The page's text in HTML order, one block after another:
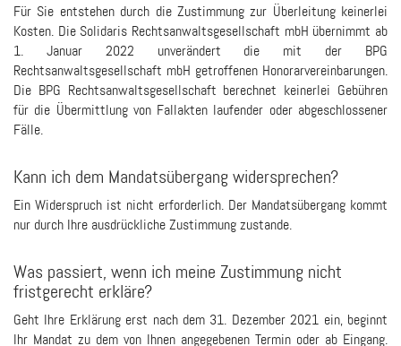
Für Sie entstehen durch die Zustimmung zur Überleitung keinerlei
Kosten. Die Solidaris Rechtsanwaltsgesellschaft mbH übernimmt ab
1. Januar 2022 unverändert die mit der BPG
Rechtsanwaltsgesellschaft mbH getroffenen Honorarvereinbarungen.
Die BPG Rechtsanwaltsgesellschaft berechnet keinerlei Gebühren
für die Übermittlung von Fallakten laufender oder abgeschlossener
Fälle.
Kann ich dem Mandatsübergang widersprechen?
Ein Widerspruch ist nicht erforderlich. Der Mandatsübergang kommt
nur durch Ihre ausdrückliche Zustimmung zustande.
Was passiert, wenn ich meine Zustimmung nicht
fristgerecht erkläre?
Geht Ihre Erklärung erst nach dem 31. Dezember 2021 ein, beginnt
Ihr Mandat zu dem von Ihnen angegebenen Termin oder ab Eingang.